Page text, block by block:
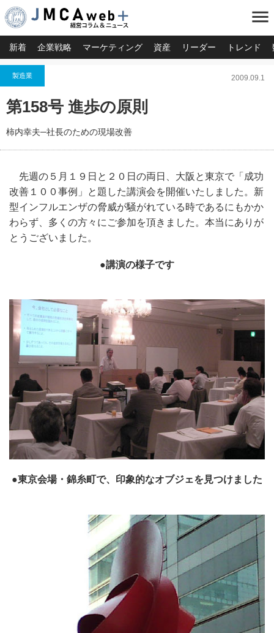
menu
新着 企業戦略 マーケティング 資産 リーダー トレンド
製造業 2009.09.1
第158号 進歩の原則
柿内幸夫─社長のための現場改善
先週の５月１９日と２０日の両日、大阪と東京で「成功
改善１００事例」と題した講演会を開催いたしました。新
型インフルエンザの脅威が騒がれている時であるにもかか
わらず、多くの方々にご参加を頂きました。本当にありが
とうございました。
●講演の様子です
●東京会場・錦糸町で、印象的なオブジェを見つけました